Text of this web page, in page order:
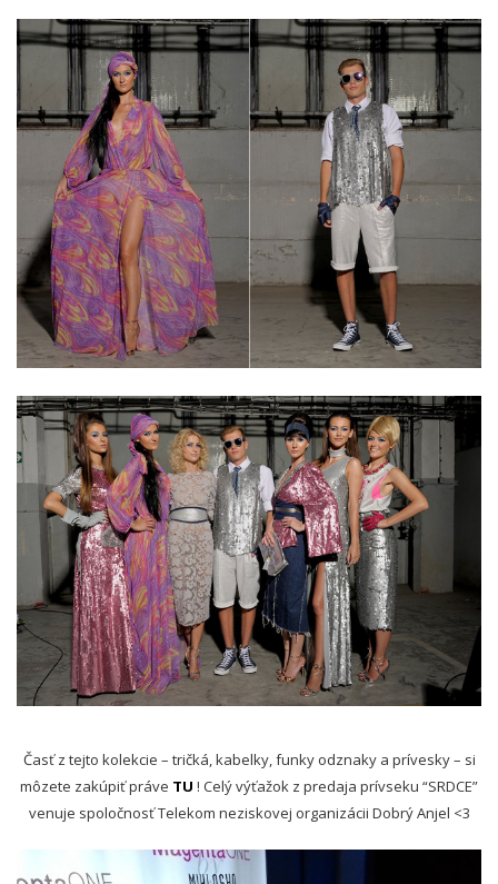
Časť z tejto kolekcie – tričká, kabelky, funky odznaky a prívesky – si
môzete zakúpiť práve TU ! Celý výťažok z predaja prívseku “SRDCE”
venuje spoločnosť Telekom neziskovej organizácii Dobrý Anjel <3